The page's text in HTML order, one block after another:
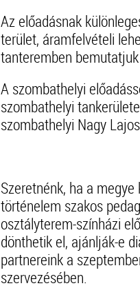
Az előadásnak
terület, áramfelvételi
tanteremben
A szombathelyi
szombathelyi
szombathelyi Nagy
Szeretnénk, ha a
történelem szakos
osztályterem-színházi
dönthetik el, ajánlják-e
partnereink a
szervezésében.